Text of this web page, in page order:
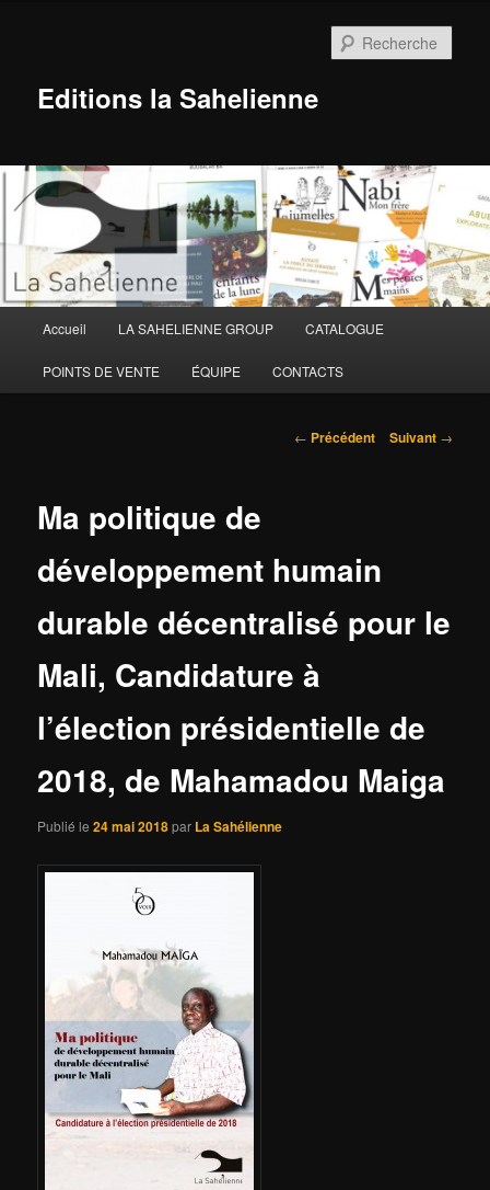
Editions la Sahelienne
principal
Accueil LA SAHELIENNE GROUP CATALOGUE
POINTS DE VENTE ÉQUIPE CONTACTS
Navigation
← Précédent Suivant →
Ma politique de
développement humain
durable décentralisé pour le
Mali, Candidature à
l’élection présidentielle de
2018, de Mahamadou Maiga
Publié le24 mai 2018par La Sahélienne